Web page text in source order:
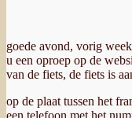
goede avond, vorig
u een oproep op de
van de fiets, de fiets is
op de plaat tussen het
een telefoon met het